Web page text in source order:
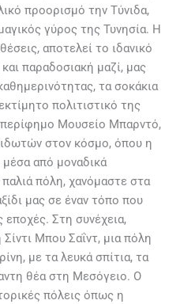
προορισμό την Τύνιδα,
γύρος της Τυνησία. Η
αποτελεί το ιδανικό
παραδοσιακή μαζί, μας
τα σοκάκια
πολιτιστικό της
Μουσείο Μπαρντό,
στον κόσμο, όπου η
μέσα από μοναδικά
πόλη, χανόμαστε στα
μας σε έναν τόπο που
εποχές. Στη συνέχεια,
Μπου Σαΐντ, μια πόλη
με τα λευκά σπίτια, τα
θέα στη Μεσόγειο. Ο
πόλεις όπως η